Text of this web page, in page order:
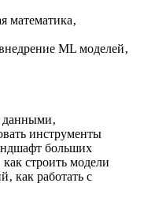
математика‚
ML моделей‚
данными‚
инструменты
больших
строить модели
как работать с